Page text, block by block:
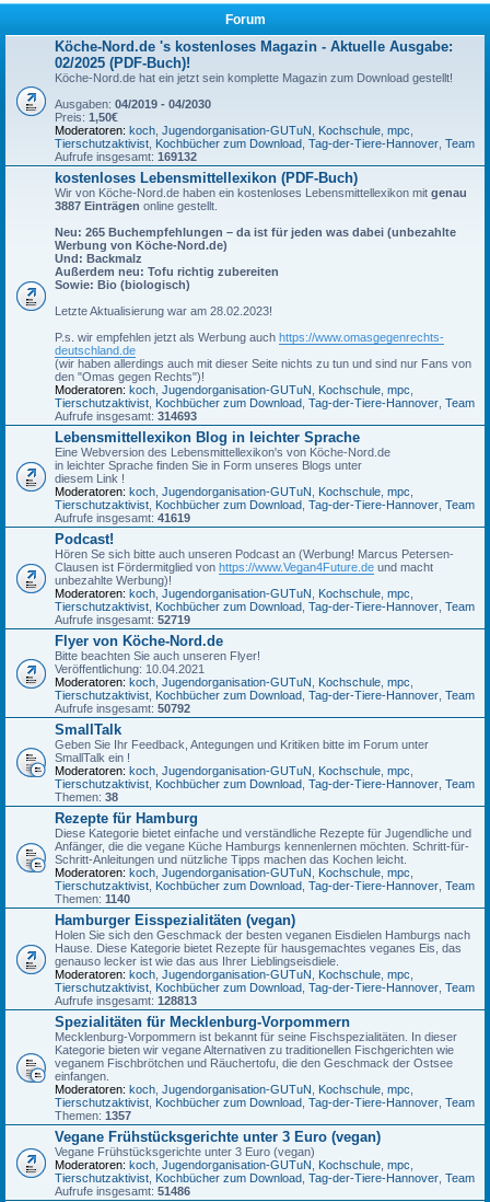
Forum
Köche-Nord.de 's kostenloses Magazin - Aktuelle Ausgabe:
02/2025 (PDF-Buch)!
Köche-Nord.de hat ein jetzt sein komplette Magazin zum Download gestellt!
Ausgaben: 04/2019 - 04/2030
Preis: 1,50€
Moderatoren: koch Jugendorganisation-GUTuN Kochschule mpc
Tierschutzaktivist Kochbücher zum Download Tag-der-Tiere-Hannover Team
Aufrufe insgesamt: 169132
kostenloses Lebensmittellexikon (PDF-Buch)
Wir von Köche-Nord.de haben ein kostenloses Lebensmittellexikon mit genau
3887 Einträgen online gestellt.
Neu: 265 Buchempfehlungen – da ist für jeden was dabei (unbezahlte
Werbung von Köche-Nord.de)
Und: Backmalz
Außerdem neu: Tofu richtig zubereiten
Sowie: Bio (biologisch)
Letzte Aktualisierung war am 28.02.2023!
P.s. wir empfehlen jetzt als Werbung auch https://www.omasgegenrechts-
deutschland.de
(wir haben allerdings auch mit dieser Seite nichts zu tun und sind nur Fans von
den "Omas gegen Rechts")!
Moderatoren: koch Jugendorganisation-GUTuN Kochschule mpc
Tierschutzaktivist Kochbücher zum Download Tag-der-Tiere-Hannover Team
Aufrufe insgesamt: 314693
Lebensmittellexikon Blog in leichter Sprache
Eine Webversion des Lebensmittellexikon's von Köche-Nord.de
in leichter Sprache finden Sie in Form unseres Blogs unter
diesem Link !
Moderatoren: koch Jugendorganisation-GUTuN Kochschule mpc
Tierschutzaktivist Kochbücher zum Download Tag-der-Tiere-Hannover Team
Aufrufe insgesamt: 41619
Podcast!
Hören Se sich bitte auch unseren Podcast an (Werbung! Marcus Petersen-
Clausen ist Fördermitglied von https://www.Vegan4Future.de und macht
unbezahlte Werbung)!
Moderatoren: koch Jugendorganisation-GUTuN Kochschule mpc
Tierschutzaktivist Kochbücher zum Download Tag-der-Tiere-Hannover Team
Aufrufe insgesamt: 52719
Flyer von Köche-Nord.de
Bitte beachten Sie auch unseren Flyer!
Veröffentlichung: 10.04.2021
Moderatoren: koch Jugendorganisation-GUTuN Kochschule mpc
Tierschutzaktivist Kochbücher zum Download Tag-der-Tiere-Hannover Team
Aufrufe insgesamt: 50792
SmallTalk
Geben Sie Ihr Feedback, Antegungen und Kritiken bitte im Forum unter
SmallTalk ein !
Moderatoren: koch Jugendorganisation-GUTuN Kochschule mpc
Tierschutzaktivist Kochbücher zum Download Tag-der-Tiere-Hannover Team
Themen: 38
Rezepte für Hamburg
Diese Kategorie bietet einfache und verständliche Rezepte für Jugendliche und
Anfänger, die die vegane Küche Hamburgs kennenlernen möchten. Schritt-für-
Schritt-Anleitungen und nützliche Tipps machen das Kochen leicht.
Moderatoren: koch Jugendorganisation-GUTuN Kochschule mpc
Tierschutzaktivist Kochbücher zum Download Tag-der-Tiere-Hannover Team
Themen: 1140
Hamburger Eisspezialitäten (vegan)
Holen Sie sich den Geschmack der besten veganen Eisdielen Hamburgs nach
Hause. Diese Kategorie bietet Rezepte für hausgemachtes veganes Eis, das
genauso lecker ist wie das aus Ihrer Lieblingseisdiele.
Moderatoren: koch Jugendorganisation-GUTuN Kochschule mpc
Tierschutzaktivist Kochbücher zum Download Tag-der-Tiere-Hannover Team
Aufrufe insgesamt: 128813
Spezialitäten für Mecklenburg-Vorpommern
Mecklenburg-Vorpommern ist bekannt für seine Fischspezialitäten. In dieser
Kategorie bieten wir vegane Alternativen zu traditionellen Fischgerichten wie
veganem Fischbrötchen und Räuchertofu, die den Geschmack der Ostsee
einfangen.
Moderatoren: koch Jugendorganisation-GUTuN Kochschule mpc
Tierschutzaktivist Kochbücher zum Download Tag-der-Tiere-Hannover Team
Themen: 1357
Vegane Frühstücksgerichte unter 3 Euro (vegan)
Vegane Frühstücksgerichte unter 3 Euro (vegan)
Moderatoren: koch Jugendorganisation-GUTuN Kochschule mpc
Tierschutzaktivist Kochbücher zum Download Tag-der-Tiere-Hannover Team
Aufrufe insgesamt: 51486